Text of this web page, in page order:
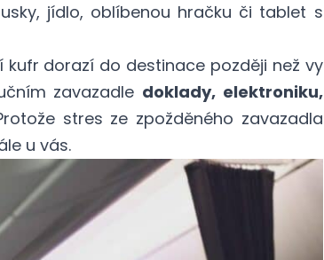
jídlo, oblíbenou hračku či tablet s
dorazí do destinace později než vy
zavazadle doklady, elektroniku,
stres ze zpožděného zavazadla
u vás.